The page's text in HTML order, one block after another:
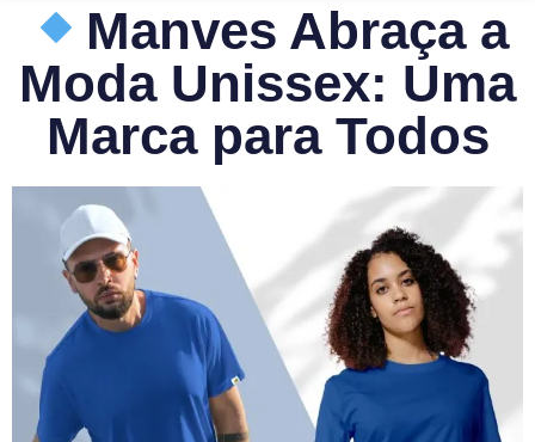
Manves Abraça a
Moda Unissex: Uma
Marca para Todos